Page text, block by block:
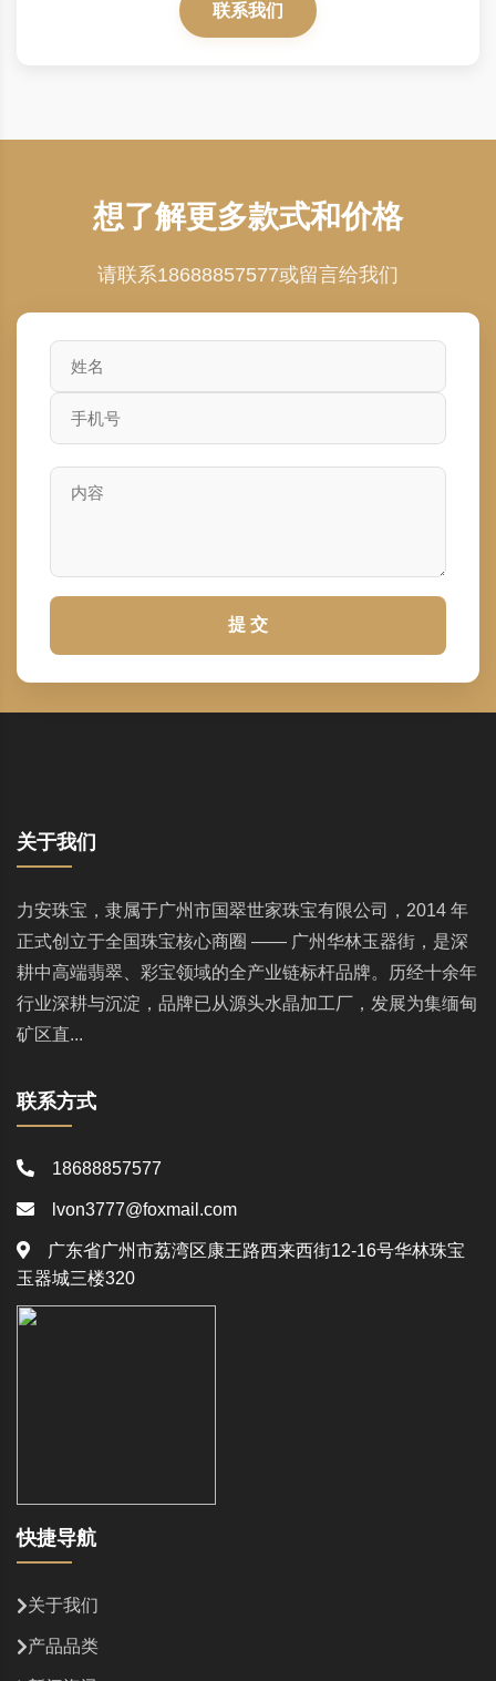
联系我们
想了解更多款式和价格
请联系18688857577或留言给我们
提 交
关于我们
力安珠宝，隶属于广州市国翠世家珠宝有限公司，2014 年
正式创立于全国珠宝核心商圈 —— 广州华林玉器街，是深
耕中高端翡翠、彩宝领域的全产业链标杆品牌。历经十余年
行业深耕与沉淀，品牌已从源头水晶加工厂，发展为集缅甸
矿区直...
联系方式
18688857577
lvon3777@foxmail.com
广东省广州市荔湾区康王路西来西街12-16号华林珠宝
玉器城三楼320
快捷导航
关于我们
产品品类